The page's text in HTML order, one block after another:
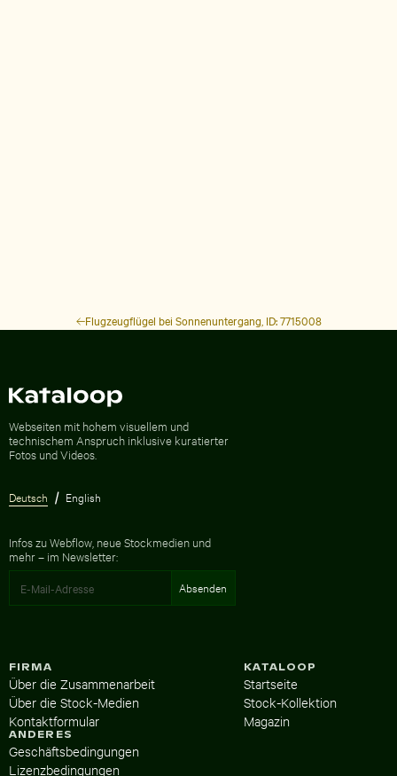
Flugzeugflügel bei Sonnenuntergang, ID: 7715008
Webseiten mit hohem visuellem und
technischem Anspruch inklusive kuratierter
Fotos und Videos.
Deutsch English
Infos zu Webflow, neue Stockmedien und
mehr – im Newsletter:
KATALOOP
Startseite
Stock-Kollektion
Magazin
FIRMA
Über die Zusammenarbeit
Über die Stock-Medien
Kontaktformular
ANDERES
Geschäftsbedingungen
Lizenzbedingungen